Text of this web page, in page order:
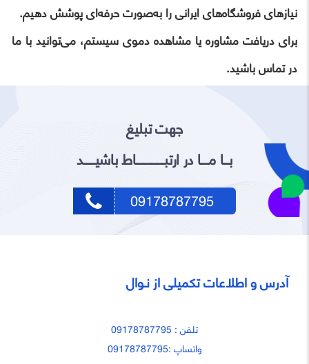
نیازهای فروشگاه‌های ایرانی را به‌صورت حرفه‌ای پوشش دهیم.
برای دریافت مشاوره یا مشاهده دموی سیستم، می‌توانید با ما
در تماس باشید.
جهت تبلیغ
بـــا مــــا در ارتبـــــــــــــــاط باشیــــــد
09178787795
آدرس و اطلاعات تکمیلی از نـوال
تلفن : 09178787795
واتساپ :09178787795